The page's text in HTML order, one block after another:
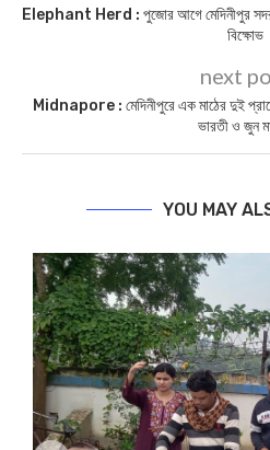
Elephant Herd : পুজোর আগে মেদিনীপুর সদর
বিক্ষোভ
next
Midnapore : মেদিনীপুরে এক মাঠের দুই
ভারতী ও জুন
YOU MAY